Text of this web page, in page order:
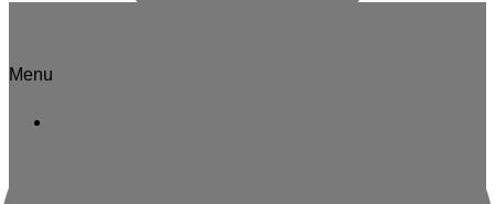
Menu